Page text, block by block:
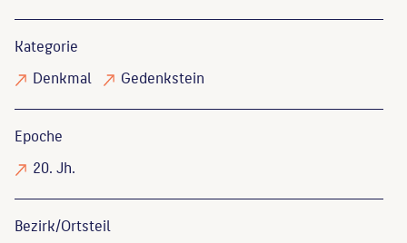
Kategorie
Denkmal
Gedenkstein
Epoche
20. Jh.
Bezirk/Ortsteil